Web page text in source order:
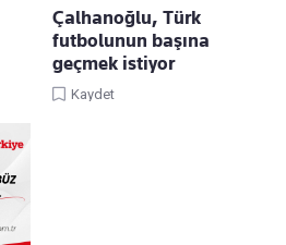
Çalhanoğlu, Türk
futbolunun başına
geçmek istiyor
Kaydet